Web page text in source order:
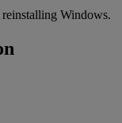
Windows.